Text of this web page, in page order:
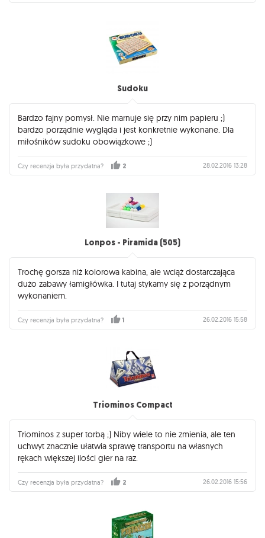
Sudoku
Bardzo fajny pomysł. Nie marnuje się przy nim papieru ;)
bardzo porządnie wygląda i jest konkretnie wykonane. Dla
miłośników sudoku obowiązkowe ;)
Czy recenzja była przydatna? 2 28.02.2016 13:28
Lonpos - Piramida (505)
Trochę gorsza niż kolorowa kabina, ale wciąż dostarczająca
dużo zabawy łamigłówka. I tutaj stykamy się z porządnym
wykonaniem.
Czy recenzja była przydatna? 1 26.02.2016 15:58
Triominos Compact
Triominos z super torbą ;) Niby wiele to nie zmienia, ale ten
uchwyt znacznie ułatwia sprawę transportu na własnych
rękach większej ilości gier na raz.
Czy recenzja była przydatna? 2 26.02.2016 15:56